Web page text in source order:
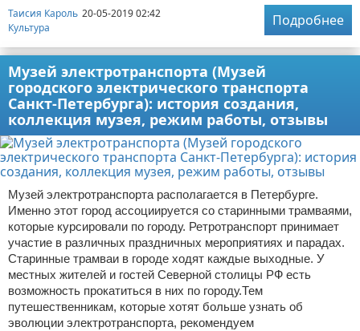
Таисия Кароль 20-05-2019 02:42
Культура
Подробнее
Музей электротранспорта (Музей
городского электрического транспорта
Санкт-Петербурга): история создания,
коллекция музея, режим работы, отзывы
Музей электротранспорта располагается в Петербурге.
Именно этот город ассоциируется со старинными трамваями,
которые курсировали по городу. Ретротранспорт принимает
участие в различных праздничных мероприятиях и парадах.
Старинные трамваи в городе ходят каждые выходные. У
местных жителей и гостей Северной столицы РФ есть
возможность прокатиться в них по городу.Тем
путешественникам, которые хотят больше узнать об
эволюции электротранспорта, рекомендуем